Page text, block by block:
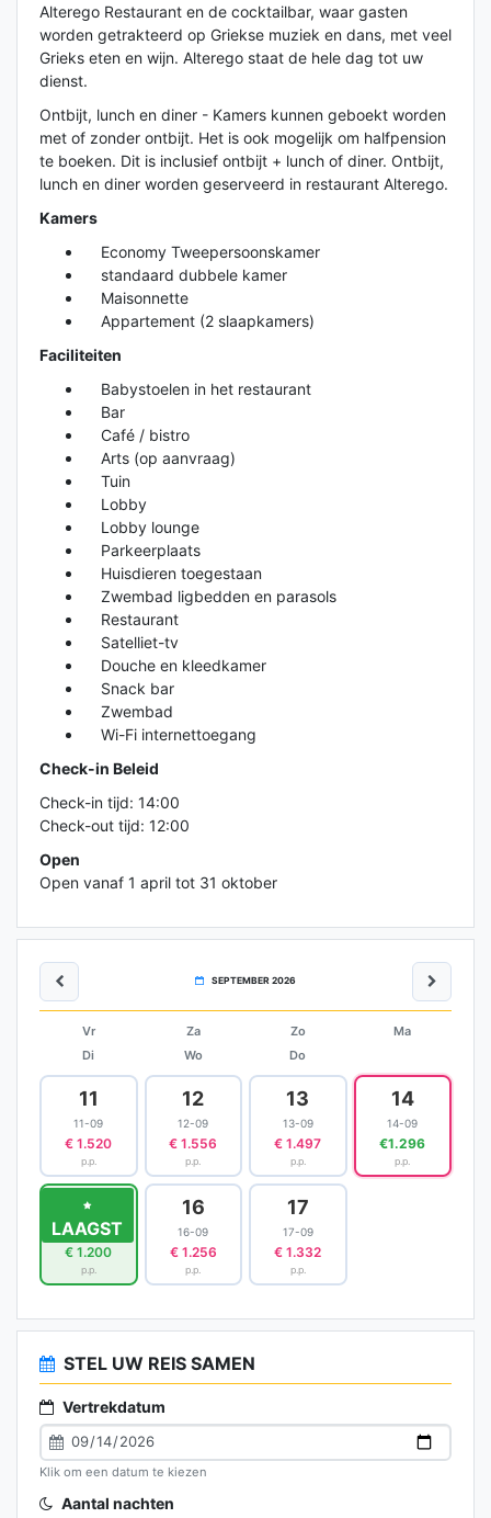
Alterego Restaurant en de cocktailbar, waar gasten
worden getrakteerd op Griekse muziek en dans, met veel
Grieks eten en wijn. Alterego staat de hele dag tot uw
dienst.
Ontbijt, lunch en diner - Kamers kunnen geboekt worden
met of zonder ontbijt. Het is ook mogelijk om halfpension
te boeken. Dit is inclusief ontbijt + lunch of diner. Ontbijt,
lunch en diner worden geserveerd in restaurant Alterego.
Kamers
Economy Tweepersoonskamer
standaard dubbele kamer
Maisonnette
Appartement (2 slaapkamers)
Faciliteiten
Babystoelen in het restaurant
Bar
Café / bistro
Arts (op aanvraag)
Tuin
Lobby
Lobby lounge
Parkeerplaats
Huisdieren toegestaan
Zwembad ligbedden en parasols
Restaurant
Satelliet-tv
Douche en kleedkamer
Snack bar
Zwembad
Wi-Fi internettoegang
Check-in Beleid
Check-in tijd: 14:00
Check-out tijd: 12:00
Open
Open vanaf 1 april tot 31 oktober
SEPTEMBER 2026
Vr Za Zo
Ma
Di
Wo Do
11
11-09
€ 1.520
p.p.
12
12-09
€ 1.556
p.p.
13
13-09
€ 1.497
p.p.
14
14-09
€1.296
p.p.
LAAGST
15
15-09
€ 1.200
p.p.
16
16-09
€ 1.256
p.p.
17
17-09
€ 1.332
p.p.
STEL UW REIS SAMEN
Vertrekdatum
Klik om een datum te kiezen
Aantal nachten